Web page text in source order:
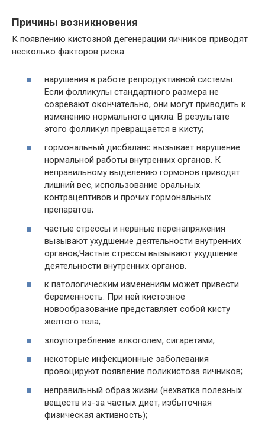
Причины возникновения
К появлению кистозной дегенерации яичников приводят
несколько факторов риска:
нарушения в работе репродуктивной системы.
Если фолликулы стандартного размера не
созревают окончательно, они могут приводить к
изменению нормального цикла. В результате
этого фолликул превращается в кисту;
гормональный дисбаланс вызывает нарушение
нормальной работы внутренних органов. К
неправильному выделению гормонов приводят
лишний вес, использование оральных
контрацептивов и прочих гормональных
препаратов;
частые стрессы и нервные перенапряжения
вызывают ухудшение деятельности внутренних
органов;Частые стрессы вызывают ухудшение
деятельности внутренних органов.
к патологическим изменениям может привести
беременность. При ней кистозное
новообразование представляет собой кисту
желтого тела;
злоупотребление алкоголем, сигаретами;
некоторые инфекционные заболевания
провоцируют появление поликистоза яичников;
неправильный образ жизни (нехватка полезных
веществ из-за частых диет, избыточная
физическая активность);